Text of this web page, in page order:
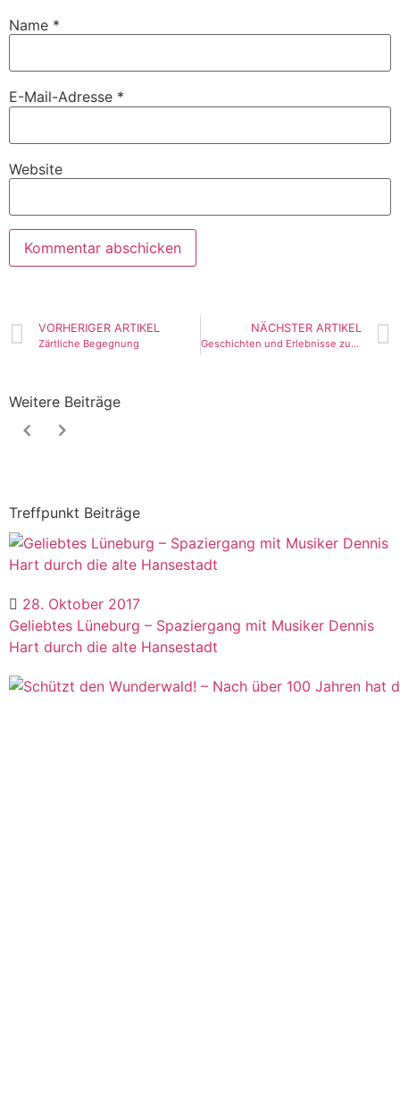
Name *
E-Mail-Adresse *
Website
VORHERIGER ARTIKEL
Zärtliche Begegnung
NÄCHSTER ARTIKEL
Geschichten und Erlebnisse zur Adventszeit 2019
Weitere Beiträge
Treffpunkt Beiträge
28. Oktober 2017
Geliebtes Lüneburg – Spaziergang mit Musiker Dennis
Hart durch die alte Hansestadt